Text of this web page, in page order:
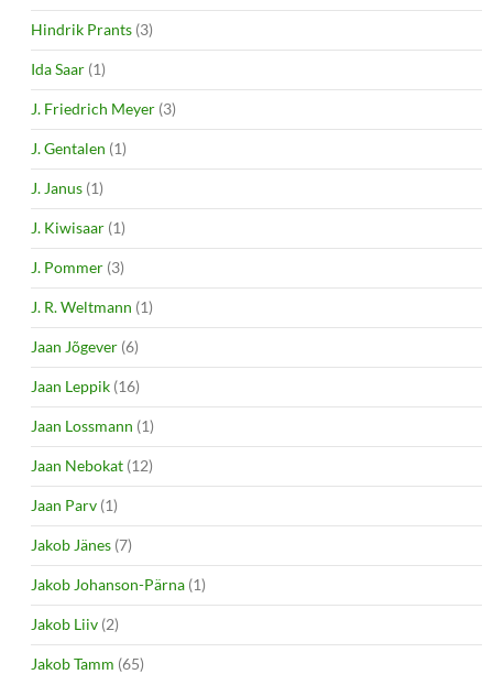
Hindrik Prants (3)
Ida Saar (1)
J. Friedrich Meyer (3)
J. Gentalen (1)
J. Janus (1)
J. Kiwisaar (1)
J. Pommer (3)
J. R. Weltmann (1)
Jaan Jõgever (6)
Jaan Leppik (16)
Jaan Lossmann (1)
Jaan Nebokat (12)
Jaan Parv (1)
Jakob Jänes (7)
Jakob Johanson-Pärna (1)
Jakob Liiv (2)
Jakob Tamm (65)